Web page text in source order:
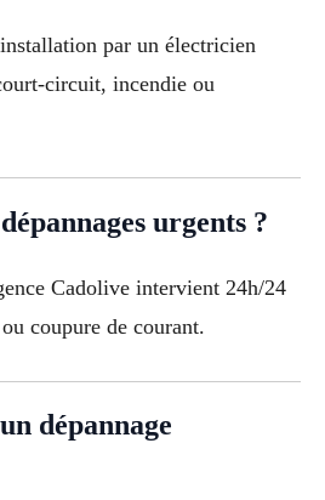
par un électricien
circuit, incendie ou
urgents ?
Cadolive intervient 24h/24
coupure de courant.
dépannage